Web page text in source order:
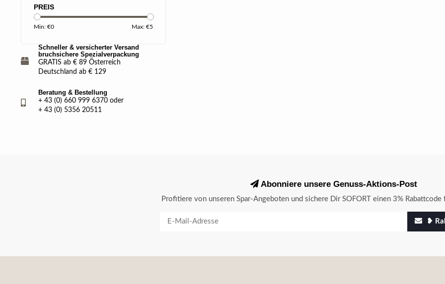
PREIS
Min: €0 Max: €5
Schneller & versicherter Versand
bruchsichere Spezialverpackung
GRATIS ab € 89 Österreich
Deutschland ab € 129
Beratung & Bestellung
+ 43 (0) 660 999 6370 oder
+ 43 (0) 5356 20511
Abonniere unsere Genuss-Aktions-Post
Profitiere von unseren Spar-Angeboten und sichere Dir SOFORT einen 3% Rabattcode
❥